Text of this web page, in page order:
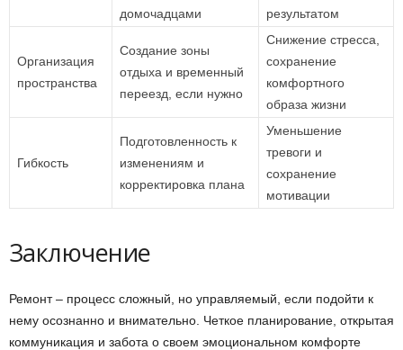
домочадцами
результатом
Организация
пространства
Создание зоны
отдыха и временный
переезд, если нужно
Снижение стресса,
сохранение
комфортного
образа жизни
Гибкость
Подготовленность к
изменениям и
корректировка плана
Уменьшение
тревоги и
сохранение
мотивации
Заключение
Ремонт – процесс сложный, но управляемый, если подойти к
нему осознанно и внимательно. Четкое планирование, открытая
коммуникация и забота о своем эмоциональном комфорте